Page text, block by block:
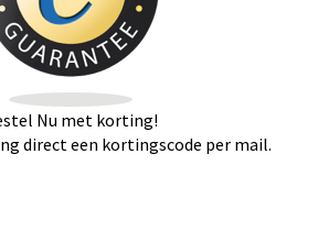
Nu met korting!
direct een kortingscode per mail.